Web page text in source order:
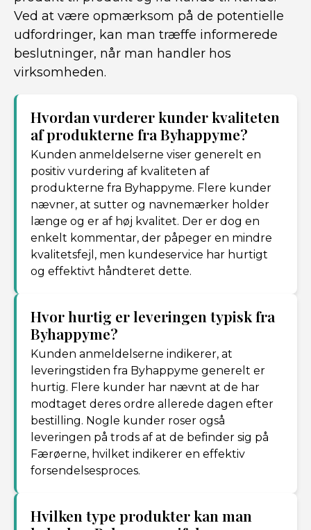
Ved at være opmærksom på de potentielle
udfordringer, kan man træffe informerede
beslutninger, når man handler hos
virksomheden.
Hvordan vurderer kunder kvaliteten
af produkterne fra Byhappyme?
Kunden anmeldelserne viser generelt en
positiv vurdering af kvaliteten af
produkterne fra Byhappyme. Flere kunder
nævner, at sutter og navnemærker holder
længe og er af høj kvalitet. Der er dog en
enkelt kommentar, der påpeger en mindre
kvalitetsfejl, men kundeservice har hurtigt
og effektivt håndteret dette.
Hvor hurtig er leveringen typisk fra
Byhappyme?
Kunden anmeldelserne indikerer, at
leveringstiden fra Byhappyme generelt er
hurtig. Flere kunder har nævnt at de har
modtaget deres ordre allerede dagen efter
bestilling. Nogle kunder roser også
leveringen på trods af at de befinder sig på
Færøerne, hvilket indikerer en effektiv
forsendelsesproces.
Hvilken type produkter kan man